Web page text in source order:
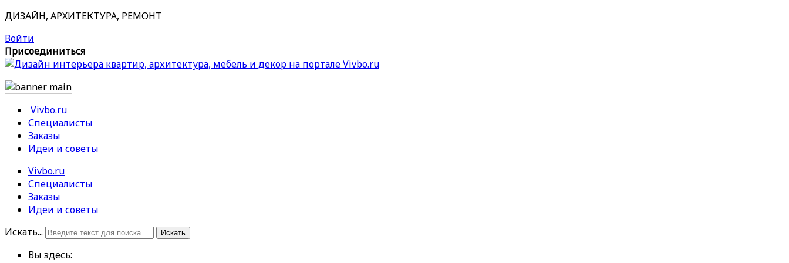
ДИЗАЙН, АРХИТЕКТУРА, РЕМОНТ
Войти
Присоединиться
Vivbo.ru
Специалисты
Заказы
Идеи и советы
Vivbo.ru
Специалисты
Заказы
Идеи и советы
Искать...
Искать
Вы здесь: